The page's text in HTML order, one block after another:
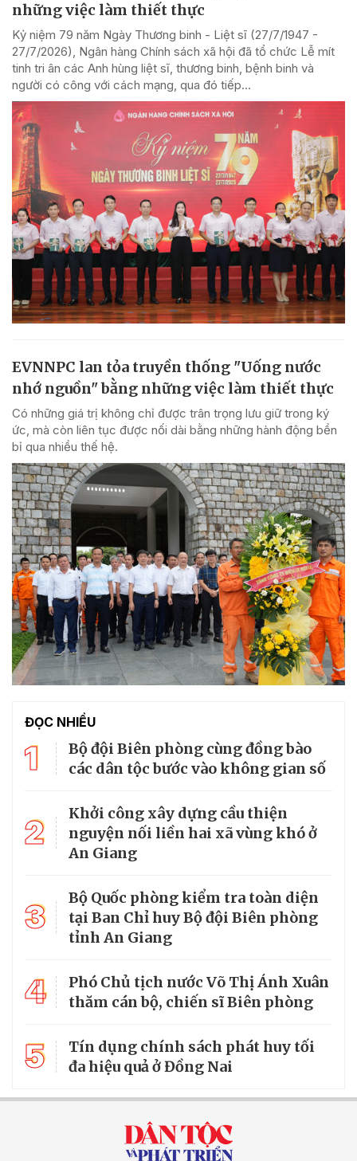
những việc làm thiết thực
Kỷ niệm 79 năm Ngày Thương binh - Liệt sĩ (27/7/1947 -
27/7/2026), Ngân hàng Chính sách xã hội đã tổ chức Lễ mít
tinh tri ân các Anh hùng liệt sĩ, thương binh, bệnh binh và
người có công với cách mạng, qua đó tiếp...
EVNNPC lan tỏa truyền thống "Uống nước
nhớ nguồn" bằng những việc làm thiết thực
Có những giá trị không chỉ được trân trọng lưu giữ trong ký
ức, mà còn liên tục được nối dài bằng những hành động bền
bỉ qua nhiều thế hệ.
ĐỌC NHIỀU
1
Bộ đội Biên phòng cùng đồng bào
các dân tộc bước vào không gian số
2
Khởi công xây dựng cầu thiện
nguyện nối liền hai xã vùng khó ở
An Giang
3
Bộ Quốc phòng kiểm tra toàn diện
tại Ban Chỉ huy Bộ đội Biên phòng
tỉnh An Giang
4
Phó Chủ tịch nước Võ Thị Ánh Xuân
thăm cán bộ, chiến sĩ Biên phòng
5
Tín dụng chính sách phát huy tối
đa hiệu quả ở Đồng Nai